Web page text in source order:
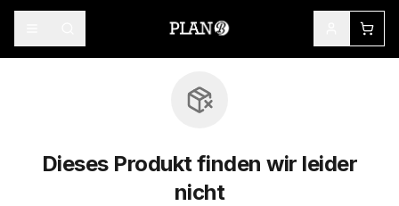
Dieses Produkt finden wir leider
nicht